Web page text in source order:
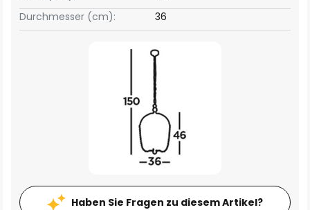
Durchmesser (cm):
36
Haben Sie Fragen zu diesem Artikel?